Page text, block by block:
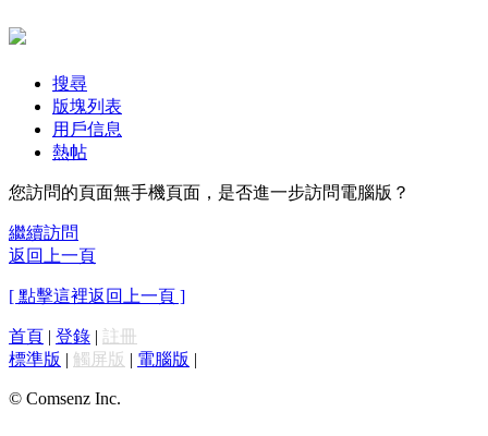
搜尋
版塊列表
用戶信息
熱帖
您訪問的頁面無手機頁面，是否進一步訪問電腦版？
繼續訪問
返回上一頁
[ 點擊這裡返回上一頁 ]
首頁 | 登錄 | 註冊
標準版 | 觸屏版 | 電腦版 |
© Comsenz Inc.